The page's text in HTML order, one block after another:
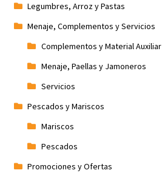
Legumbres, Arroz y Pastas
Menaje, Complementos y Servicios
Complementos y Material
Menaje, Paellas y Jamoneros
Servicios
Pescados y Mariscos
Mariscos
Pescados
Promociones y Ofertas